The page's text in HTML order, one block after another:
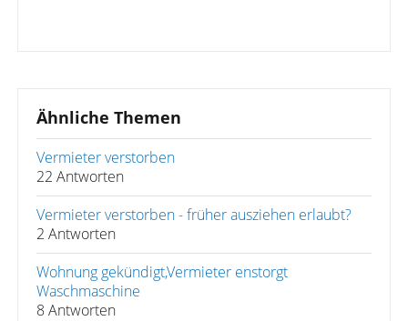
Ähnliche Themen
Vermieter verstorben
22 Antworten
Vermieter verstorben - früher ausziehen erlaubt?
2 Antworten
Wohnung gekündigt,Vermieter enstorgt
Waschmaschine
8 Antworten